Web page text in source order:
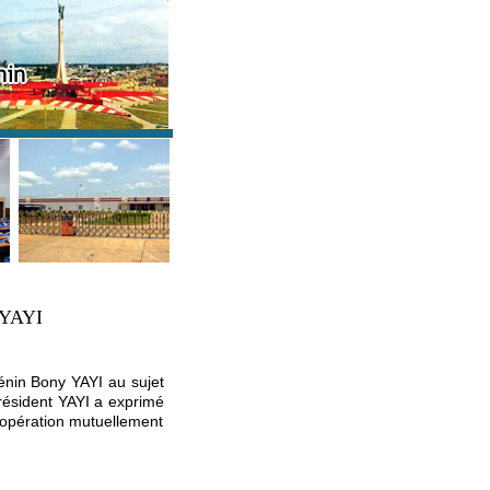
Bony YAYI au sujet
YAYI a exprimé
mutuellement